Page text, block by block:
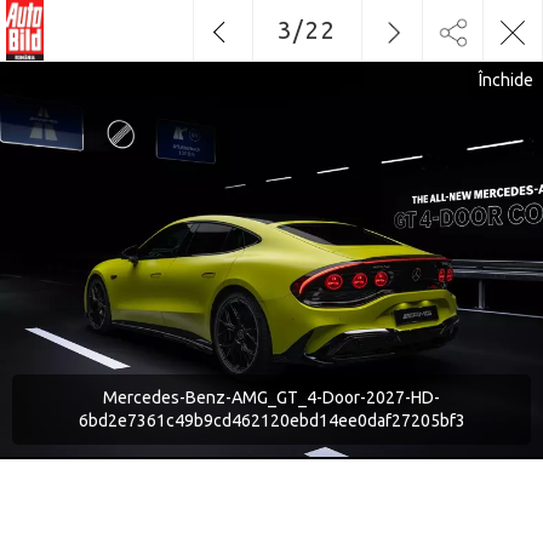
Mercedes-Benz-AMG_GT_4-Door-2027-HD-
6bd2e7361c49b9cd462120ebd14ee0daf27205bf3
Închide
3/22